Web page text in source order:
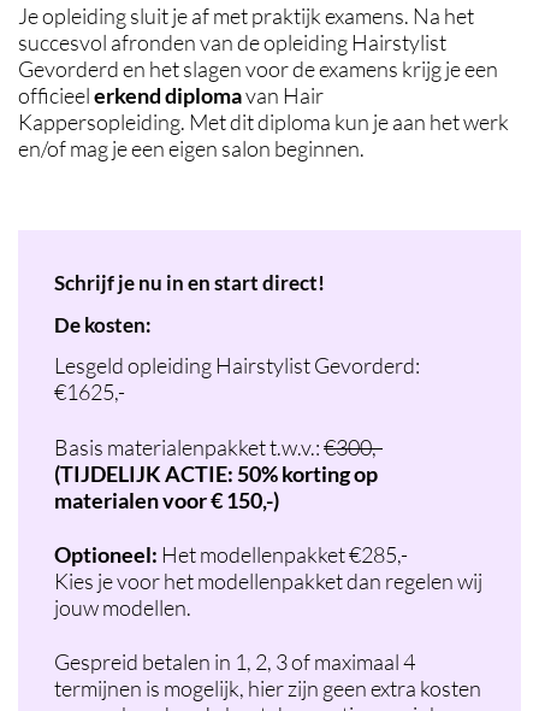
Je opleiding sluit je af met praktijk examens. Na het
succesvol afronden van de opleiding Hairstylist
Gevorderd en het slagen voor de examens krijg je een
officieelerkend diplomavan Hair
Kappersopleiding. Met dit diploma kun je aan het werk
en/of mag je een eigen salon beginnen.
Schrijf je nu in en start direct!
De kosten:
Lesgeld opleiding Hairstylist Gevorderd:
€1625,-
Basis materialenpakket t.w.v.:€300,-
(TIJDELIJK ACTIE: 50% korting op
materialen voor € 150,-)
Optioneel: Het modellenpakket €285,-
Kies je voor het modellenpakket dan regelen wij
jouw modellen.
Gespreid betalen in 1, 2, 3 of maximaal 4
termijnen is mogelijk, hier zijn geen extra kosten